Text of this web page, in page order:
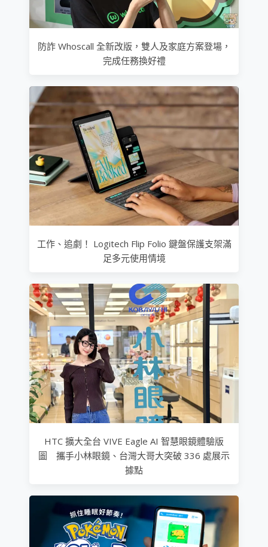
防詐 Whoscall 全新改版，雙人及家庭方案登場，
完成任務換好禮
工作、追劇！ Logitech Flip Folio 鍵盤保護支架滿
足多元使用情境
HTC 擴大全台 VIVE Eagle AI 智慧眼鏡體驗版
圖 攜手小林眼鏡、台灣大哥大突破 336 處展示
據點